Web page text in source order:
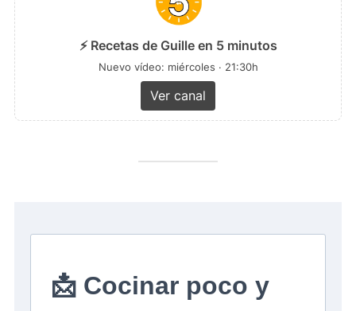
⚡ Recetas de Guille en 5 minutos
Nuevo vídeo: miércoles · 21:30h
Ver canal